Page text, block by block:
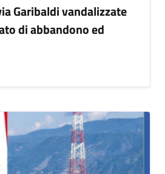
Garibaldi vandalizzate
di abbandono ed